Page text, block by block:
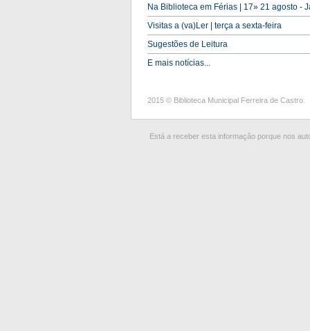
Na Biblioteca em Férias | 17» 21 agosto -
Visitas a (va)Ler | terça a sexta-feira
Sugestões de Leitura
E mais notícias...
2015 © Biblioteca Municipal Ferreira de Castro.
Está a receber esta informação porque nos